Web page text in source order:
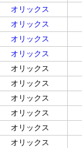
オリックス
オリックス
オリックス
オリックス
オリックス
オリックス
オリックス
オリックス
オリックス
オリックス